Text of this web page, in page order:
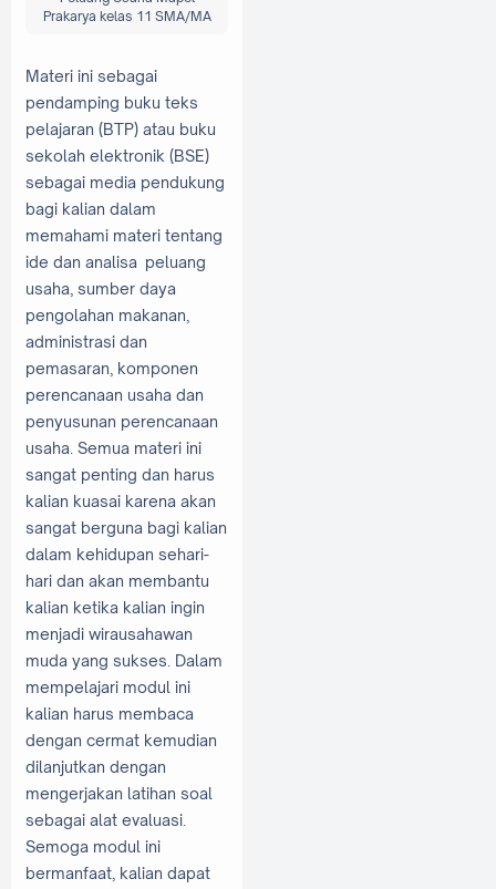
Prakarya kelas 11 SMA/MA
Materi ini sebagai
pendamping buku teks
pelajaran (BTP) atau buku
sekolah elektronik (BSE)
sebagai media pendukung
bagi kalian dalam
memahami materi tentang
ide dan analisa peluang
usaha, sumber daya
pengolahan makanan,
administrasi dan
pemasaran, komponen
perencanaan usaha dan
penyusunan perencanaan
usaha. Semua materi ini
sangat penting dan harus
kalian kuasai karena akan
sangat berguna bagi kalian
dalam kehidupan sehari-
hari dan akan membantu
kalian ketika kalian ingin
menjadi wirausahawan
muda yang sukses. Dalam
mempelajari modul ini
kalian harus membaca
dengan cermat kemudian
dilanjutkan dengan
mengerjakan latihan soal
sebagai alat evaluasi.
Semoga modul ini
bermanfaat, kalian dapat